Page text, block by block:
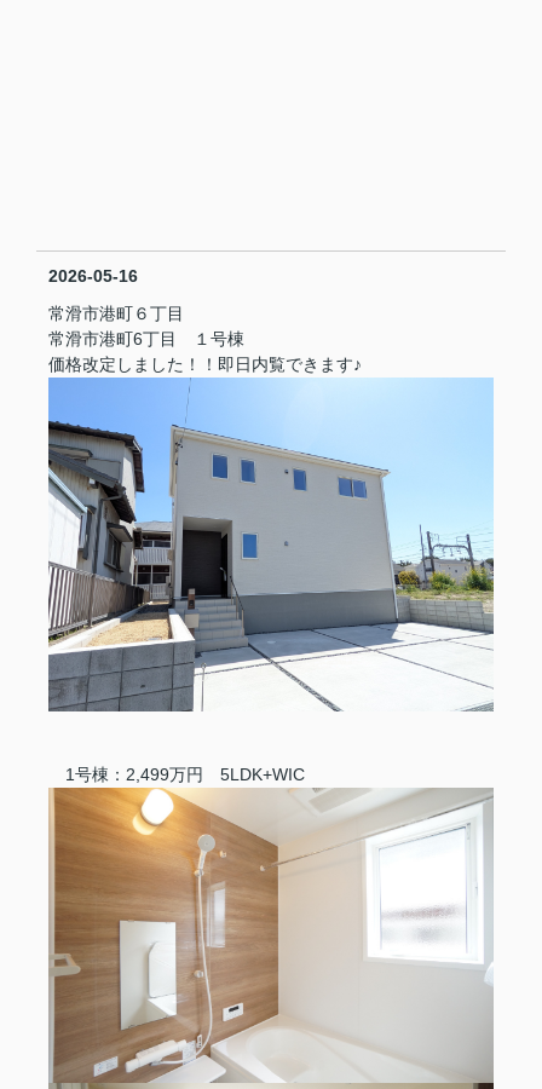
2026-05-16
常滑市港町６丁目
常滑市港町6丁目 １号棟
価格改定しました！！即日内覧できます♪
1号棟：2,499万円 5LDK+WIC